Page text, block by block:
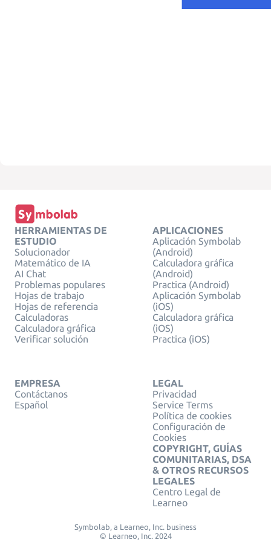
HERRAMIENTAS DE
ESTUDIO
Solucionador
Matemático de IA
AI Chat
Problemas populares
Hojas de trabajo
Hojas de referencia
Calculadoras
Calculadora gráfica
Verificar solución
APLICACIONES
Aplicación Symbolab
(Android)
Calculadora gráfica
(Android)
Practica (Android)
Aplicación Symbolab
(iOS)
Calculadora gráfica
(iOS)
Practica (iOS)
EMPRESA
Contáctanos
Español
LEGAL
Privacidad
Service Terms
Política de cookies
Configuración de
Cookies
COPYRIGHT, GUÍAS
COMUNITARIAS, DSA
& OTROS RECURSOS
LEGALES
Centro Legal de
Learneo
Symbolab, a Learneo, Inc. business
© Learneo, Inc. 2024